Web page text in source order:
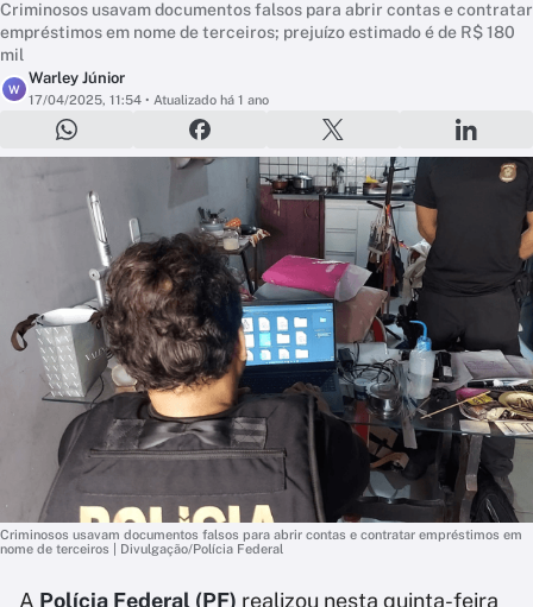
Criminosos usavam documentos falsos para abrir contas e contratar
empréstimos em nome de terceiros; prejuízo estimado é de R$ 180
mil
W
Warley Júnior
17/04/2025, 11:54 • Atualizado há 1 ano
Criminosos usavam documentos falsos para abrir contas e contratar empréstimos em
nome de terceiros | Divulgação/Polícia Federal
A Polícia Federal (PF) realizou nesta quinta-feira